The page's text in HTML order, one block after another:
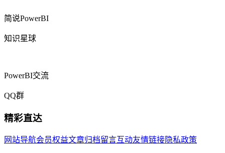
简说PowerBI
知识星球
PowerBI交流
QQ群
精彩直达
网站导航会员权益文章归档留言互动友情链接隐私政策